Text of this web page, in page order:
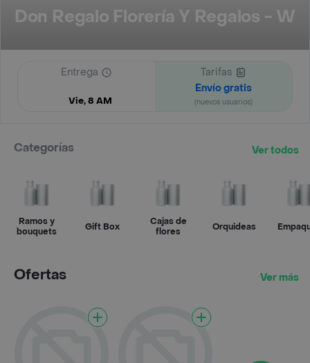
Don Regalo Florería Y Regalos - W
Entrega
Vie, 8 AM
Tarifas
Envío gratis
(nuevos usuarios)
Categorías Ver todos
Ramos y
bouquets
Gift Box
Cajas de
flores
Orquideas
Ofertas Ver más